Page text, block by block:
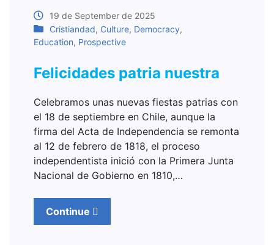
19 de September de 2025
Cristiandad, Culture, Democracy,
Education, Prospective
Felicidades patria nuestra
Celebramos unas nuevas fiestas patrias con
el 18 de septiembre en Chile, aunque la
firma del Acta de Independencia se remonta
al 12 de febrero de 1818, el proceso
independentista inició con la Primera Junta
Nacional de Gobierno en 1810,…
Continue